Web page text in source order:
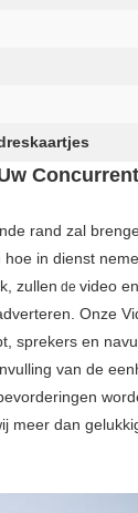
rand zal
hoe in dienst
zullen de video
Onze
sprekers en
van de
dan